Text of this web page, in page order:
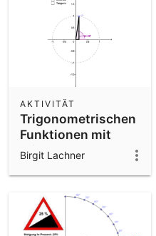
Trigonometrischen
Funktionen mit
Winkeln
AKTIVITÄT
Birgit Lachner